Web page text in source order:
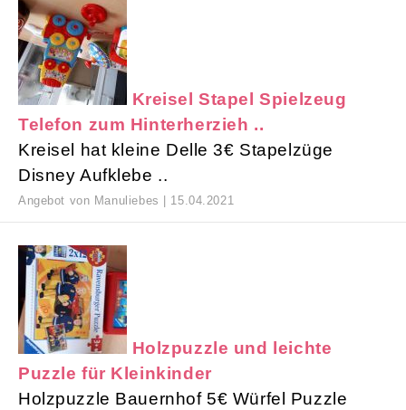
Kreisel Stapel Spielzeug
Telefon zum Hinterherzieh ..
Kreisel hat kleine Delle 3€ Stapelzüge
Disney Aufklebe ..
Angebot von Manuliebes | 15.04.2021
Holzpuzzle und leichte
Puzzle für Kleinkinder
Holzpuzzle Bauernhof 5€ Würfel Puzzle